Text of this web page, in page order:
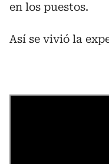
en los puestos.
Así se vivió la